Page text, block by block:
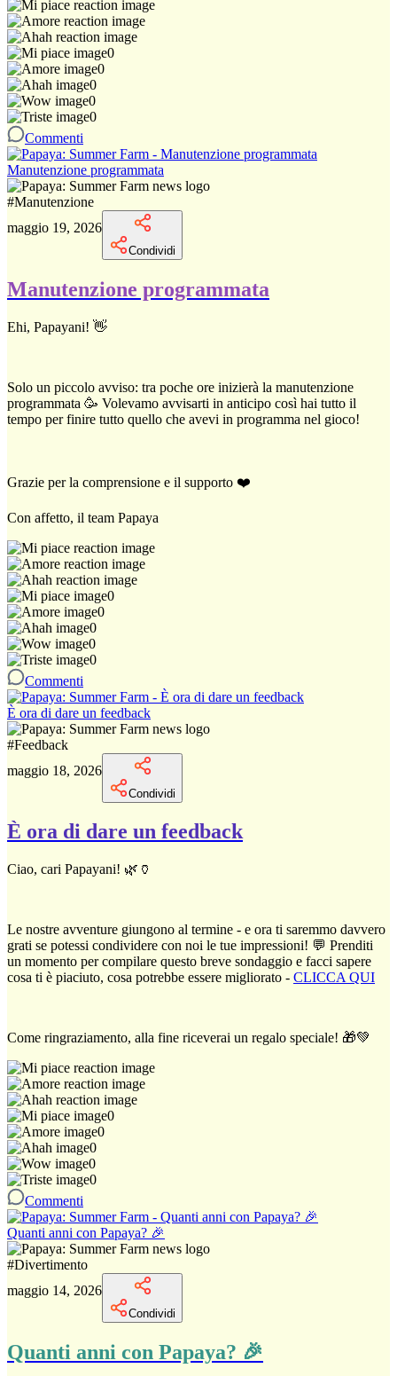
0
0
0
0
0
Commenti
Manutenzione programmata
#Manutenzione
maggio 19, 2026
Condividi
Manutenzione programmata
Ehi, Papayani! 👋
Solo un piccolo avviso: tra poche ore inizierà la manutenzione
programmata 🥳 Volevamo avvisarti in anticipo così hai tutto il
tempo per finire tutto quello che avevi in programma nel gioco!
Grazie per la comprensione e il supporto ❤️
Con affetto, il team Papaya
0
0
0
0
0
Commenti
È ora di dare un feedback
#Feedback
maggio 18, 2026
Condividi
È ora di dare un feedback
Ciao, cari Papayani! 🌿🏺
Le nostre avventure giungono al termine - e ora ti saremmo davvero
grati se potessi condividere con noi le tue impressioni! 💬 Prenditi
un momento per compilare questo breve sondaggio e facci sapere
cosa ti è piaciuto, cosa potrebbe essere migliorato - CLICCA QUI
Come ringraziamento, alla fine riceverai un regalo speciale! 🎁💚
0
0
0
0
0
Commenti
Quanti anni con Papaya? 🎉
#Divertimento
maggio 14, 2026
Condividi
Quanti anni con Papaya? 🎉